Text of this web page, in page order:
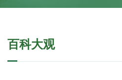
百科大观